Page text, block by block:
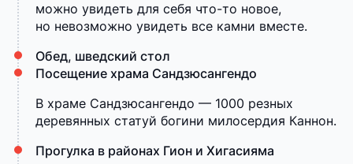
можно увидеть для себя что-то новое,
но невозможно увидеть все камни вместе.
Обед, шведский стол
Посещение храма Сандзюсангендо
В храме Сандзюсангендо — 1000 резных
деревянных статуй богини милосердия Каннон.
Прогулка в районах Гион и Хигасияма